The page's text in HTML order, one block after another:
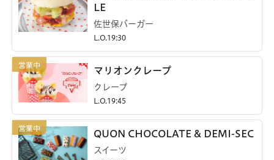
LE
佐世保バーガー
L.O.19:30
マリオンクレープ
クレープ
L.O.19:45
QUON CHOCOLATE & DEMI-SEC
スイーツ